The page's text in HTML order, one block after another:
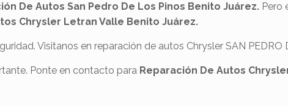
De Autos San Pedro De Los Pinos Benito Juárez. Pero
Chrysler Letran Valle Benito Juárez.
Visitanos en reparación de autos Chrysler SAN PEDRO
Ponte en contacto para Reparación De Autos